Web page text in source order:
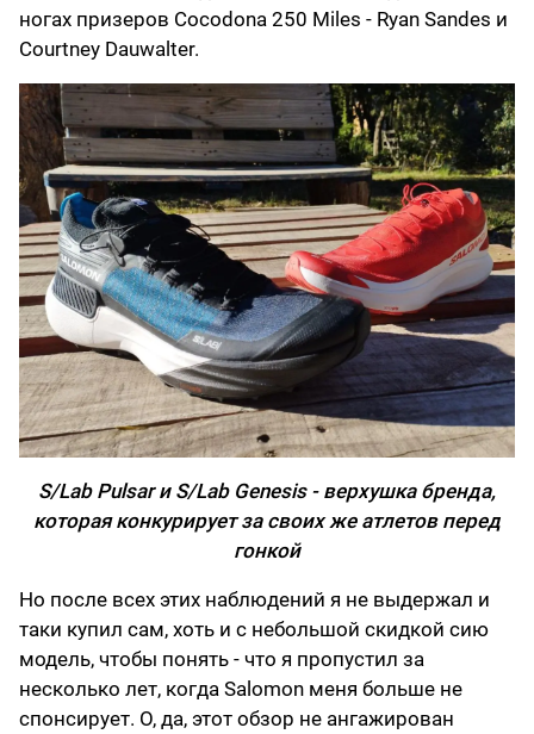
ногах призеров Cocodona 250 Miles - Ryan Sandes и
Courtney Dauwalter.
S/Lab Pulsar и S/Lab Genesis - верхушка бренда,
которая конкурирует за своих же атлетов перед
гонкой
Но после всех этих наблюдений я не выдержал и
таки купил сам, хоть и с небольшой скидкой сию
модель, чтобы понять - что я пропустил за
несколько лет, когда Salomon меня больше не
спонсирует. О, да, этот обзор не ангажирован